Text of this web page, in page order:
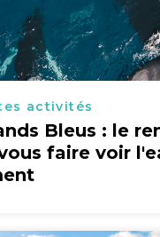
activités
Bleus : le
faire voir